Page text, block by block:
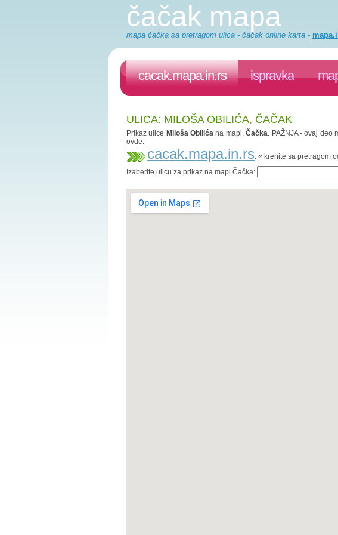
čačak mapa
mapa čačka sa pretragom ulica - čačak online karta -
cacak.mapa.in.rs ispravka
ULICA: MILOŠA OBILIĆA, ČAČAK
Prikaz ulice Miloša Obilića na mapi.Čačka. PAŽNJA - ovaj deo
ovde:
cacak.mapa.in.rs. « krenite sa pretragom
Izaberite ulicu za prikaz na mapi Čačka: